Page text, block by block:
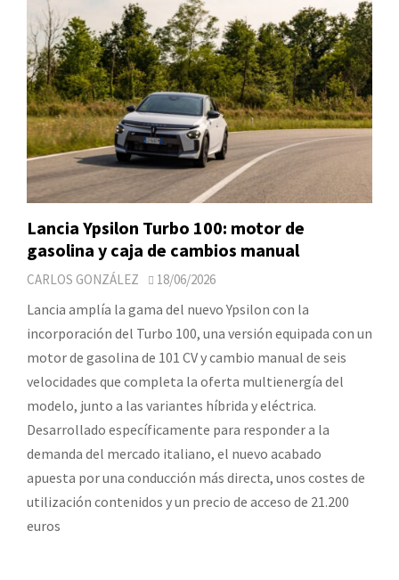
Lancia Ypsilon Turbo 100: motor de
gasolina y caja de cambios manual
CARLOS GONZÁLEZ 18/06/2026
Lancia amplía la gama del nuevo Ypsilon con la
incorporación del Turbo 100, una versión equipada con un
motor de gasolina de 101 CV y cambio manual de seis
velocidades que completa la oferta multienergía del
modelo, junto a las variantes híbrida y eléctrica.
Desarrollado específicamente para responder a la
demanda del mercado italiano, el nuevo acabado
apuesta por una conducción más directa, unos costes de
utilización contenidos y un precio de acceso de 21.200
euros